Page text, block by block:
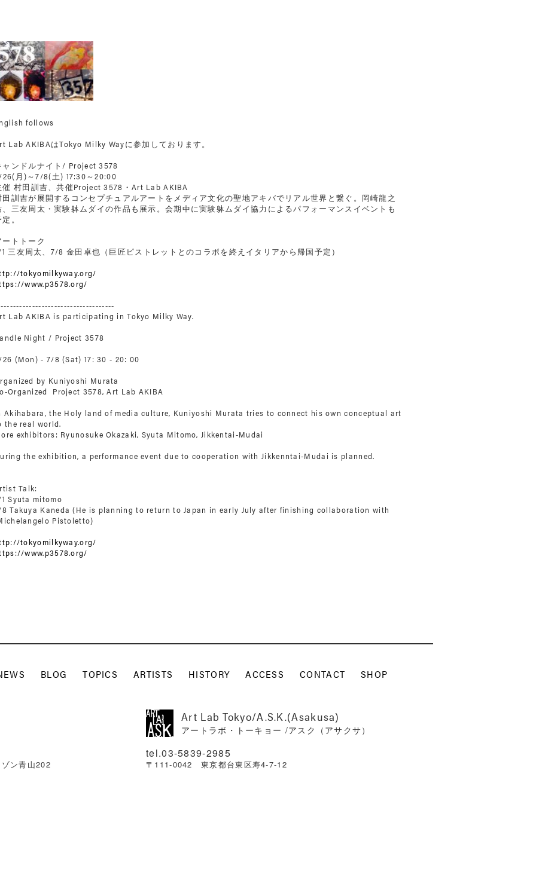
follows
Lab AKIBAはTokyo Milky Wayに参加しております。
ャンドルナイト/ Project 3578
月)～7/8(土) 17:30～20:00
催 村田訓吉、共催Project 3578・Art Lab AKIBA
田訓吉が展開するコンセプチュアルアートをメディア文化の聖地アキバでリアル世界と繋ぐ。岡崎龍之
、三友周太・実験躰ムダイの作品も展示。会期中に実験躰ムダイ協力によるパフォーマンスイベントも
。
ートトーク
三友周太、7/8 金田卓也（巨匠ピストレットとのコラボを終えイタリアから帰国予定）
tokyomilkyway.org/
www.p3578.org/
Lab AKIBA is participating in Tokyo Milky Way.
Night / Project 3578
(Mon) - 7/8 (Sat) 17: 30 - 20: 00
by Kuniyoshi Murata
Organized Project 3578, Art Lab AKIBA
Akihabara, the Holy land of media culture, Kuniyoshi Murata tries to connect his own conceptual art
the real world.
exhibitors: Ryunosuke Okazaki, Syuta Mitomo, Jikkentai-Mudai
the exhibition, a performance event due to cooperation with Jikkenntai-Mudai is planned.
Talk:
Syuta mitomo
Takuya Kaneda (He is planning to return to Japan in early July after finishing collaboration with
Pistoletto)
tokyomilkyway.org/
www.p3578.org/
BLOG TOPICS ARTISTS HISTORY ACCESS CONTACT SHOP
ン青山202
Art Lab Tokyo/A.S.K.(Asakusa)
アートラボ・トーキョー /アスク（アサクサ）
03-5839-2985
〒111-0042 東京都台東区寿4-7-12